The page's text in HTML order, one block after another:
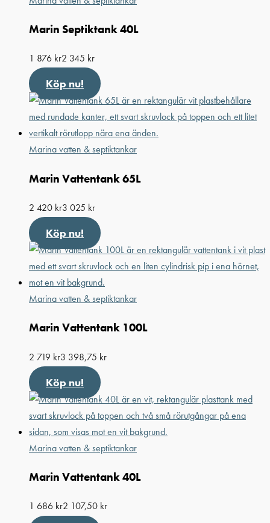
Marin Septiktank 40L
1 876 kr2 345 kr
Köp nu!
Marina vatten & septiktankar
Marin Vattentank 65L
2 420 kr3 025 kr
Köp nu!
Marina vatten & septiktankar
Marin Vattentank 100L
2 719 kr3 398,75 kr
Köp nu!
Marina vatten & septiktankar
Marin Vattentank 40L
1 686 kr2 107,50 kr